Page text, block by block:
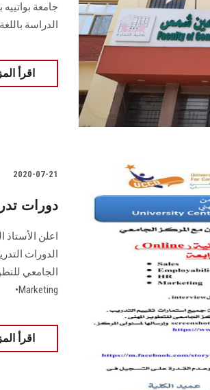
الدراسة
اقرأ
2020-07-21
دورات
اعلن
•Marketing
اقرأ